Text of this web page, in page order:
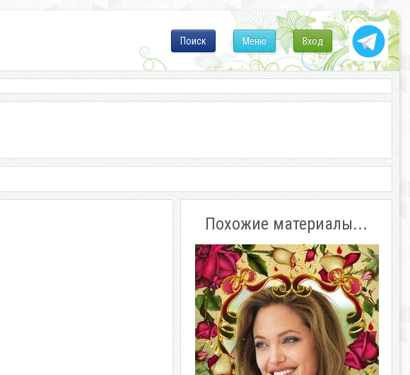
Вход
Меню
Поиск
Похожие материалы...